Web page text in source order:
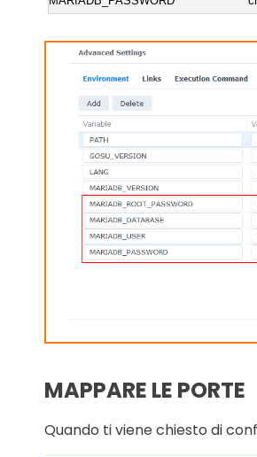
MAPPARE LE PORTE
Quando ti viene chiesto di